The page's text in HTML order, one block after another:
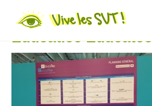
Salon de l’éducation
Educatice